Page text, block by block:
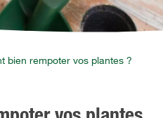
bien rempoter vos plantes ?